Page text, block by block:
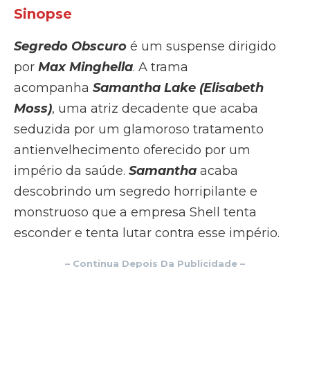
Sinopse
Segredo Obscuro é um suspense dirigido
por Max Minghella. A trama
acompanha Samantha Lake (Elisabeth
Moss), uma atriz decadente que acaba
seduzida por um glamoroso tratamento
antienvelhecimento oferecido por um
império da saúde. Samantha acaba
descobrindo um segredo horripilante e
monstruoso que a empresa Shell tenta
esconder e tenta lutar contra esse império.
– Continua Depois Da Publicidade –